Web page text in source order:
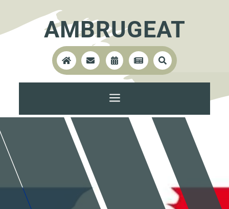
AMBRUGEAT
    
a